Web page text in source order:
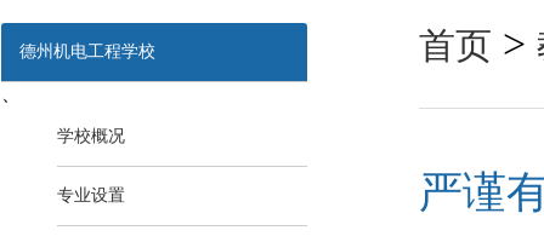
德州机电工程学校
学校概况
专业设置
首页 >
严谨